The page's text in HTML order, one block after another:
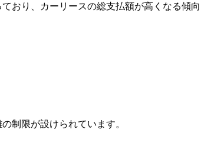
おり、カーリースの総支払額が高くなる傾向
制限が設けられています。